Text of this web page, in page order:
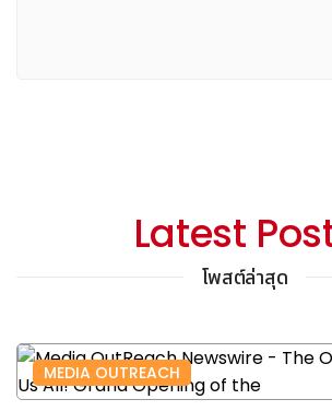
Latest
โพสต์ล่าสุด
MEDIA OUTREACH